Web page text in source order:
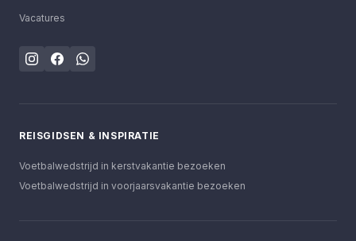
Vacatures
REISGIDSEN & INSPIRATIE
Voetbalwedstrijd in kerstvakantie bezoeken
Voetbalwedstrijd in voorjaarsvakantie bezoeken